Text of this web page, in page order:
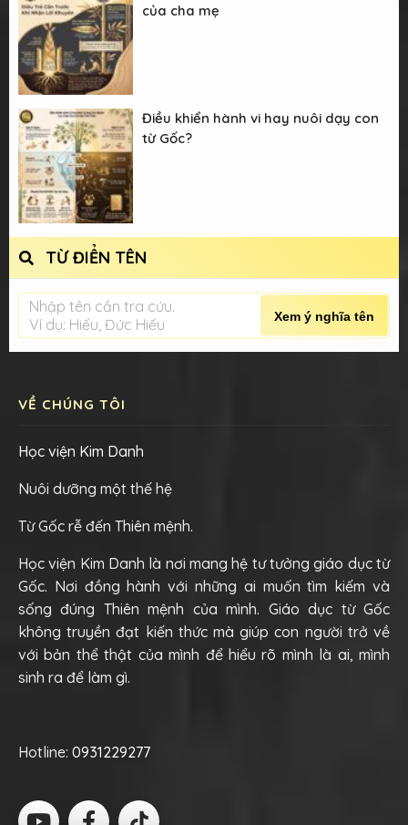
của cha mẹ
Điều khiển hành vi hay nuôi dạy con
từ Gốc?
TỪ ĐIỂN TÊN
Nhập tên cần tra cứu.
Ví dụ: Hiếu, Đức Hiếu
Xem ý nghĩa tên
VỀ CHÚNG TÔI
Học viện Kim Danh
Nuôi dưỡng một thế hệ
Từ Gốc rễ đến Thiên mệnh.
Học viện Kim Danh là nơi mang hệ tư tưởng giáo dục từ
Gốc. Nơi đồng hành với những ai muốn tìm kiếm và
sống đúng Thiên mệnh của mình. Giáo dục từ Gốc
không truyền đạt kiến thức mà giúp con người trở về
với bản thể thật của mình để hiểu rõ mình là ai, mình
sinh ra để làm gì.
Hotline: 0931229277